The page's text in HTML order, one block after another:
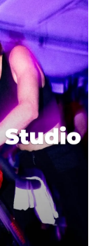
j’avais
de la
^^
avez bien
la soirée au
hier), pour
In LYON